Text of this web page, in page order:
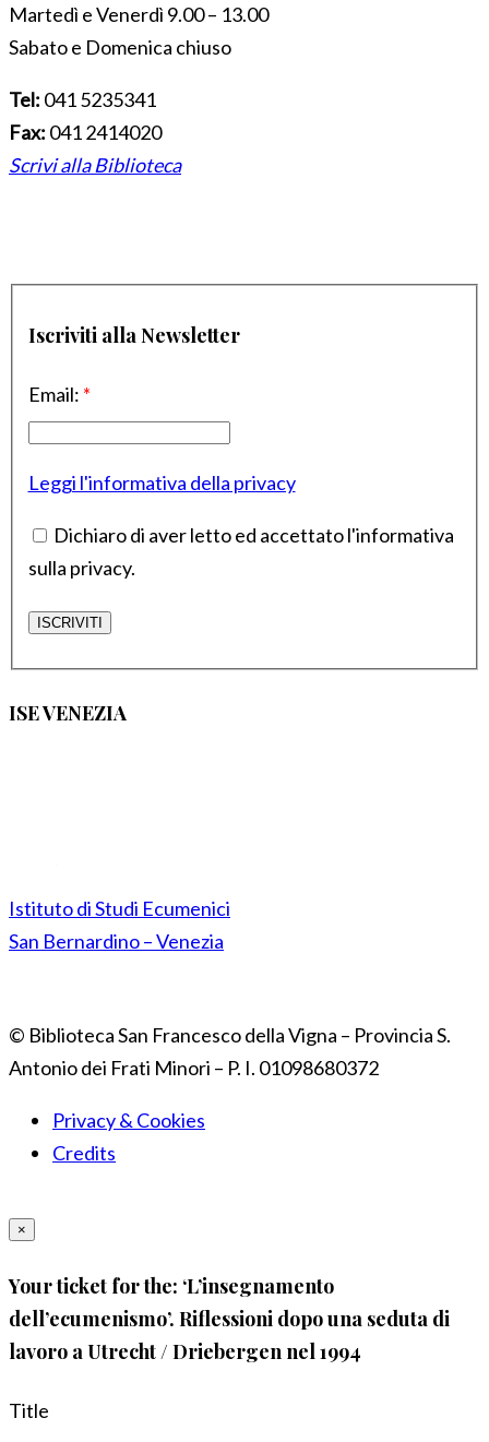
Martedì e Venerdì 9.00 – 13.00
Sabato e Domenica chiuso
Tel: 041 5235341
Fax: 041 2414020
Scrivi alla Biblioteca
Iscriviti alla Newsletter
Email: *
Leggi l'informativa della privacy
Dichiaro di aver letto ed accettato l'informativa
sulla privacy.
ISE VENEZIA
Istituto di Studi Ecumenici
San Bernardino – Venezia
© Biblioteca San Francesco della Vigna – Provincia S.
Antonio dei Frati Minori – P. I. 01098680372
Privacy & Cookies
Credits
×
Your ticket for the: ‘L’insegnamento
dell’ecumenismo’. Riflessioni dopo una seduta di
lavoro a Utrecht / Driebergen nel 1994
Title